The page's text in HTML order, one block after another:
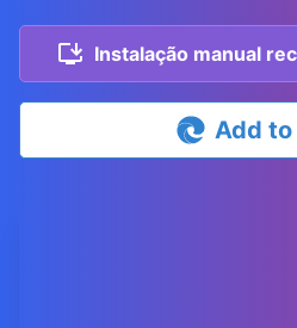
Instalação manual
Add to